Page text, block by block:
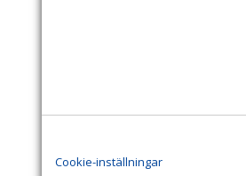
Cookie-inställningar